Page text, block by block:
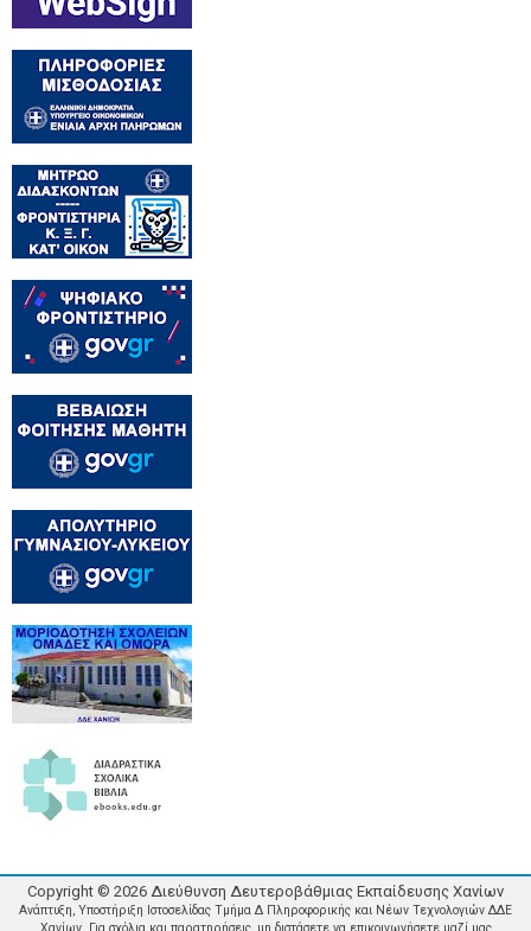
Copyright © 2026 Διεύθυνση Δευτεροβάθμιας Εκπαίδευσης Χανίων
Ανάπτυξη, Υποστήριξη Ιστοσελίδας Τμήμα Δ Πληροφορικής και Νέων Τεχνολογιών ΔΔΕ